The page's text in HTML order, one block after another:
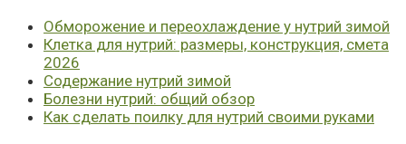
Обморожение и переохлаждение у нутрий зимой
Клетка для нутрий: размеры, конструкция, смета
2026
Содержание нутрий зимой
Болезни нутрий: общий обзор
Как сделать поилку для нутрий своими руками